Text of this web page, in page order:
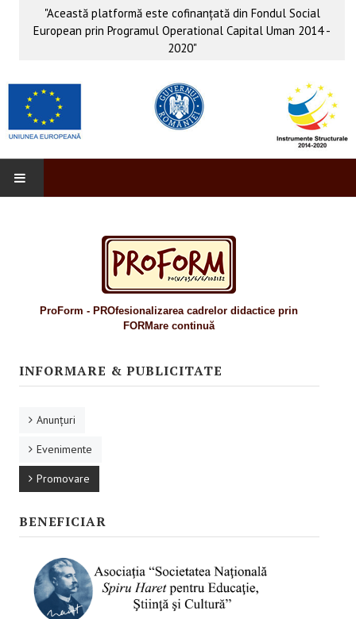
"Această platformă este cofinanţată din Fondul Social
European prin Programul Operational Capital Uman 2014 -
2020"
Pentru educaţie incluzivă
Pentru management instituțional
Pentru educație incluzivă
Pentru capacitate instituţională
ACCES BLACKBOARD
ProForm - PROfesionalizarea cadrelor didactice prin
FORMare continuă
INFORMARE & PUBLICITATE
Anunţuri
Evenimente
Promovare
BENEFICIAR